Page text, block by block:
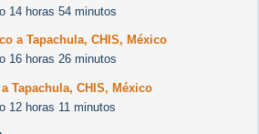
14 horas 54 minutos
a Tapachula, CHIS, México
16 horas 26 minutos
Tapachula, CHIS, México
12 horas 11 minutos